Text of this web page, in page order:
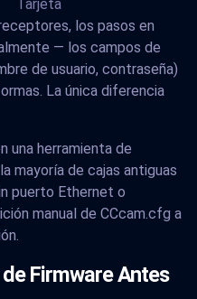
Tarjeta
los pasos en
— los campos de
de usuario, contraseña)
La única diferencia
una herramienta de
mayoría de cajas antiguas
puerto Ethernet o
manual de CCcam.cfg a
Firmware Antes